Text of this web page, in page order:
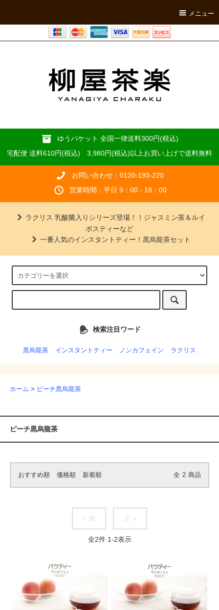
メニュー
ゆうパケット 全国一律送料300円(税込)
宅配便 送料610円(税込) 3,980円(税込)以上お買い上げで送料無料
お問い合わせ：0120-193-220
営業時間：平日 9：00 - 18：00
ラクリス 乳酸菌入りシリーズ登場！！ジャスミン茶＆ルイ
ボスティーなど
一番人気のインスタントティー！黒烏龍茶セット
検索注目ワード
黒烏龍茶 インスタントティー ノンカフェイン ラクリス
ホーム > ピーチ黒烏龍茶
ピーチ黒烏龍茶
おすすめ順 価格順 新着順 全 2 商品
< 前 次 >
全2件 1-2表示